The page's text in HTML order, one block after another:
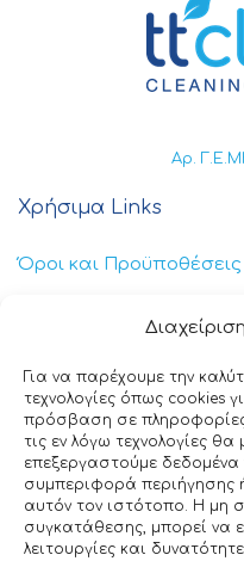
Για να παρέχουμε την
τεχνολογίες όπως cookies
πρόσβαση σε
τις εν λόγω τεχνολογίες θα
επεξεργαστούμε
συμπεριφορά περιήγησης
αυτόν τον ιστότοπο. Η μη
συγκατάθεσης, μπορεί να
λειτουργίες και
Αρ.
Χρήσιμα Links
Όροι και Προϋποθέσεις
Πολιτική Απορρήτου
Πολιτική Cookies
Επικοινωνία
+30 211 404 0235
info@ttclean.gr